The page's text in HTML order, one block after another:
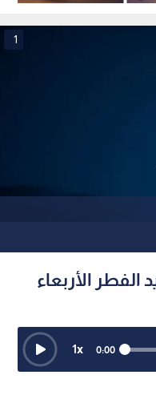
1
الأربعاء
0:00
1x